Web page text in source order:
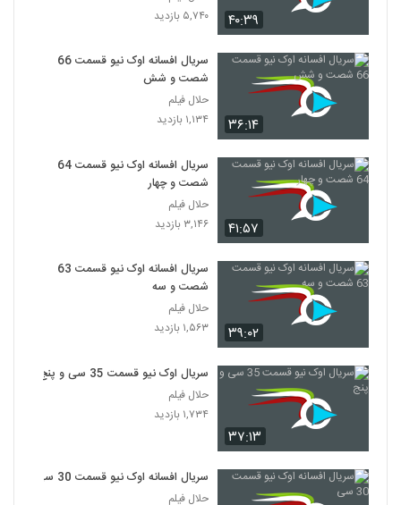
۴۰:۳۹
۵,۷۴۰ بازدید
۳۶:۱۴
سریال افسانه اوک نیو قسمت 66
شصت و شش
حلال فیلم
۱,۱۳۴ بازدید
۴۱:۵۷
سریال افسانه اوک نیو قسمت 64
شصت و چهار
حلال فیلم
۳,۱۴۶ بازدید
۳۹:۰۲
سریال افسانه اوک نیو قسمت 63
شصت و سه
حلال فیلم
۱,۵۶۳ بازدید
۳۷:۱۳
سریال اوک نیو قسمت 35 سی و پنج
حلال فیلم
۱,۷۳۴ بازدید
سریال افسانه اوک نیو قسمت 30 سی
حلال فیلم